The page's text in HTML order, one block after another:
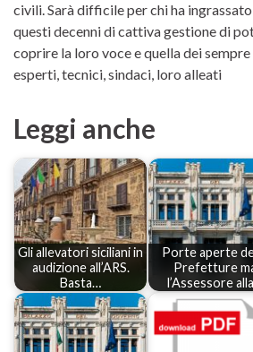
civili. Sarà difficile per chi ha
questi decenni di cattiva gestione di
coprire la loro voce e quella dei
esperti, tecnici, sindaci, loro alleati
Leggi anche
Gli allevatori siciliani in
audizione all’ARS.
Basta…
Porte aperte
Prefetture
l’Assessore